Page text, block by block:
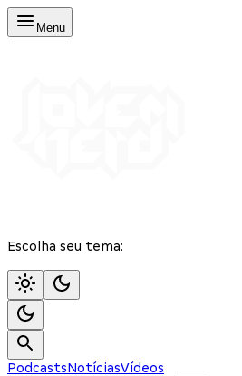
Menu
Escolha seu tema:
PodcastsNotíciasVídeos